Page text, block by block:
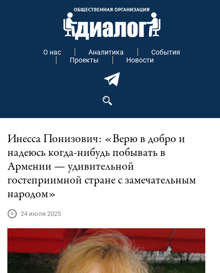
О нас Аналитика
События
Проекты
Новости
Инесса Понизович: «Верю в добро и
надеюсь когда-нибудь побывать в
Армении — удивительной
гостеприимной стране с замечательным
народом»
24 июля 2025